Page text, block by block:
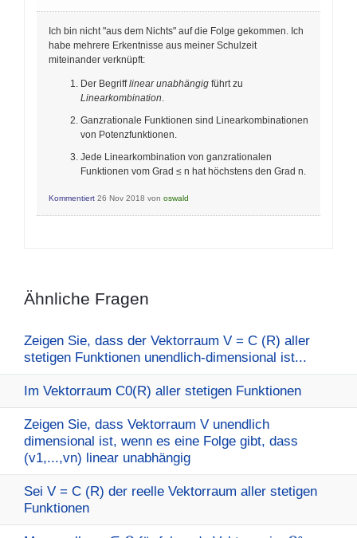
Ich bin nicht "aus dem Nichts" auf die Folge gekommen. Ich
habe mehrere Erkentnisse aus meiner Schulzeit
miteinander verknüpft:
Der Begrifflinear unabhängig führt zu
Linearkombination.
Ganzrationale Funktionen sind Linearkombinationen
von Potenzfunktionen.
Jede Linearkombination von ganzrationalen
Funktionen vom Grad ≤ n hat höchstens den Grad n.
Kommentiert 26 Nov 2018 von oswald
Ähnliche Fragen
Zeigen Sie, dass der Vektorraum V = C (R) aller
stetigen Funktionen unendlich-dimensional ist...
Im Vektorraum C0(R) aller stetigen Funktionen
Zeigen Sie, dass Vektorraum V unendlich
dimensional ist, wenn es eine Folge gibt, dass
(v1,...,vn) linear unabhängig
Sei V = C (R) der reelle Vektorraum aller stetigen
Funktionen